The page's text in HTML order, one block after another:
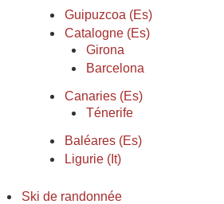
Guipuzcoa (Es)
Catalogne (Es)
Girona
Barcelona
Canaries (Es)
Ténerife
Baléares (Es)
Ligurie (It)
Ski de randonnée